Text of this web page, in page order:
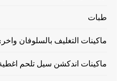
طبات
ماكينات التغليف بالسلوفان
ماكينات اندكشن سيل تلحم اغطية